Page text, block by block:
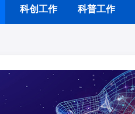
科创工作 科普工作